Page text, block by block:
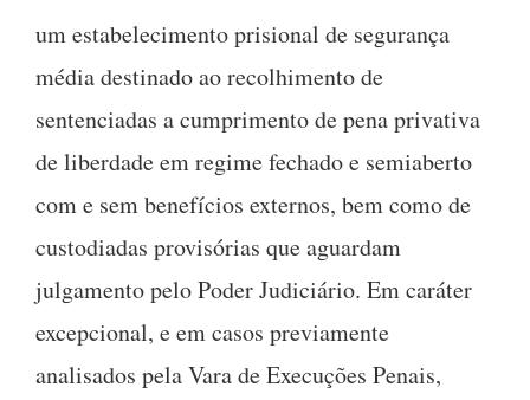
um estabelecimento prisional de segurança
média destinado ao recolhimento de
sentenciadas a cumprimento de pena privativa
de liberdade em regime fechado e semiaberto
com e sem benefícios externos, bem como de
custodiadas provisórias que aguardam
julgamento pelo Poder Judiciário. Em caráter
excepcional, e em casos previamente
analisados pela Vara de Execuções Penais,